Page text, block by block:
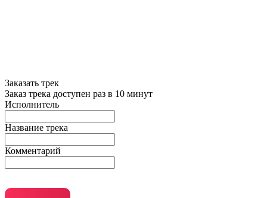
Заказать трек
Заказ трека доступен раз в 10 минут
Исполнитель
Название трека
Комментарий